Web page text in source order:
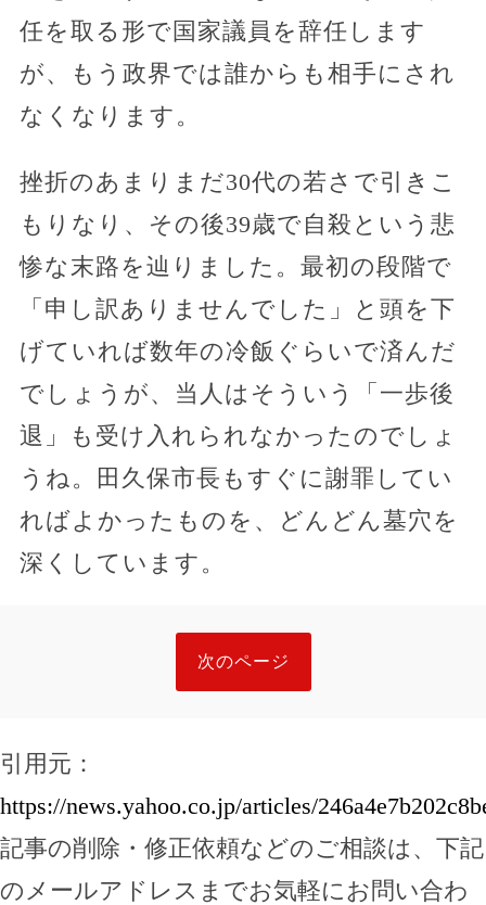
任を取る形で国家議員を辞任します
が、もう政界では誰からも相手にされ
なくなります。
挫折のあまりまだ30代の若さで引きこ
もりなり、その後39歳で自殺という悲
惨な末路を辿りました。最初の段階で
「申し訳ありませんでした」と頭を下
げていれば数年の冷飯ぐらいで済んだ
でしょうが、当人はそういう「一歩後
退」も受け入れられなかったのでしょ
うね。田久保市長もすぐに謝罪してい
ればよかったものを、どんどん墓穴を
深くしています。
次のページ
引用元：
https://news.yahoo.co.jp/articles/
記事の削除・修正依頼などのご相談は、下記
のメールアドレスまでお気軽にお問い合わ